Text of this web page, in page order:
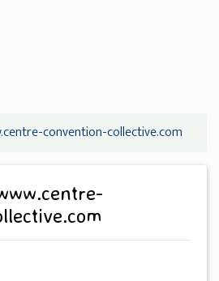
convention-collective.com